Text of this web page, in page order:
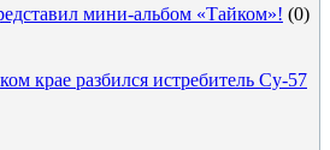
мини-альбом «Тайком»! (0)
крае разбился истребитель Су-57